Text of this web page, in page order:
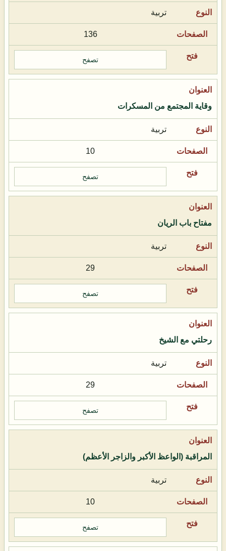
تربية
136
تصفح
وقاية المجتمع من المسكرات
تربية
10
تصفح
مفتاح باب الريان
تربية
29
تصفح
رحلتي مع الشيخ
تربية
29
تصفح
المراقبة (الواعظ الأكبر والزاجر الأعظم)
تربية
10
تصفح